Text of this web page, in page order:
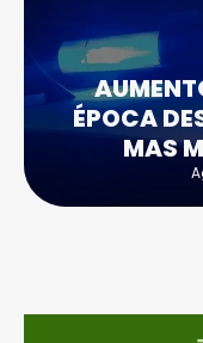
ÉPOCA
MAS